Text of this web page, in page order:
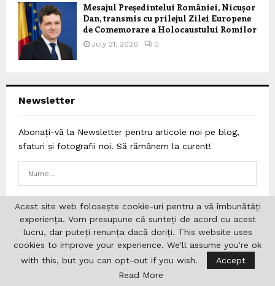
Mesajul Președintelui României, Nicușor
Dan, transmis cu prilejul Zilei Europene
de Comemorare a Holocaustului Romilor
July 31, 2026 0
Newsletter
Abonați-vă la Newsletter pentru articole noi pe blog,
sfaturi și fotografii noi. Să rămânem la curent!
Acest site web folosește cookie-uri pentru a vă îmbunătăți
experiența. Vom presupune că sunteți de acord cu acest
lucru, dar puteți renunța dacă doriți. This website uses
cookies to improve your experience. We'll assume you're ok
with this, but you can opt-out if you wish.
Accept
Read More